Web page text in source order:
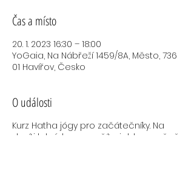
Čas a místo
20. 1. 2023 16:30 – 18:00
YoGaia, Na Nábřeží 1459/8A, Město, 736
01 Havířov, Česko
O události
Kurz Hatha jógy pro začátečníky. Na
devíti lekcích se naučíte jak bezpečně